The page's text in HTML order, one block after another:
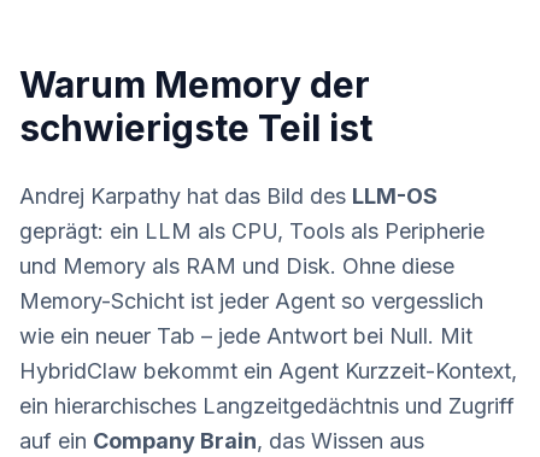
Warum Memory der
schwierigste Teil ist
Andrej Karpathy hat das Bild des LLM-OS
geprägt: ein LLM als CPU, Tools als Peripherie
und Memory als RAM und Disk. Ohne diese
Memory-Schicht ist jeder Agent so vergesslich
wie ein neuer Tab – jede Antwort bei Null. Mit
HybridClaw bekommt ein Agent Kurzzeit-Kontext,
ein hierarchisches Langzeitgedächtnis und Zugriff
auf ein Company Brain, das Wissen aus